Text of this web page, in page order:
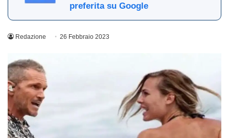
preferita su Google
Redazione 26 Febbraio 2023